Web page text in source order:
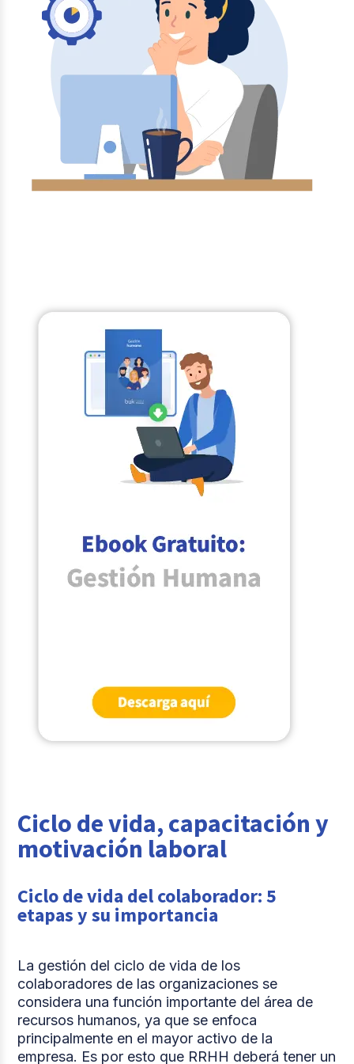
Ciclo de vida, capacitación y
motivación laboral
Ciclo de vida del colaborador: 5
etapas y su importancia
La gestión del ciclo de vida de los
colaboradores de las organizaciones se
considera una función importante del área de
recursos humanos, ya que se enfoca
principalmente en el mayor activo de la
empresa. Es por esto que RRHH deberá tener un